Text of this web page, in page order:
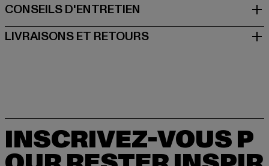
CONSEILS D'ENTRETIEN
LIVRAISONS ET RETOURS
INSCRIVEZ-VOUS P